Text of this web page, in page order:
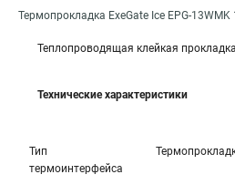
Термопрокладка ExeGate Ice EPG-
Теплопроводящая клейкая
Технические характеристики
Тип
термоинтерфейса